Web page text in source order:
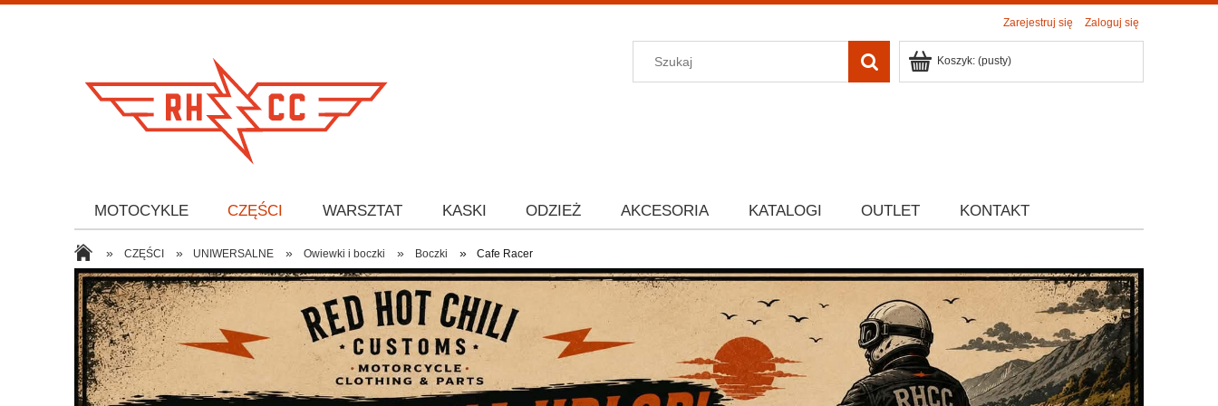
Zarejestruj się Zaloguj się
Koszyk: (pusty)
MOTOCYKLE CZĘŚCI WARSZTAT KASKI ODZIEŻ AKCESORIA KATALOGI OUTLET KONTAKT
» CZĘŚCI » UNIWERSALNE » Owiewki i boczki » Boczki » Cafe Racer